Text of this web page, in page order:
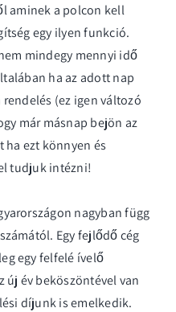
aminek a polcon kell
egy ilyen funkció.
mindegy mennyi idő
ha az adott nap
(ez igen változó
már másnap bejön az
ha ezt könnyen és
tudjuk intézni!
nagyban függ
Egy fejlődő cég
egy felfelé ívelő
új év beköszöntével van
díjunk is emelkedik.